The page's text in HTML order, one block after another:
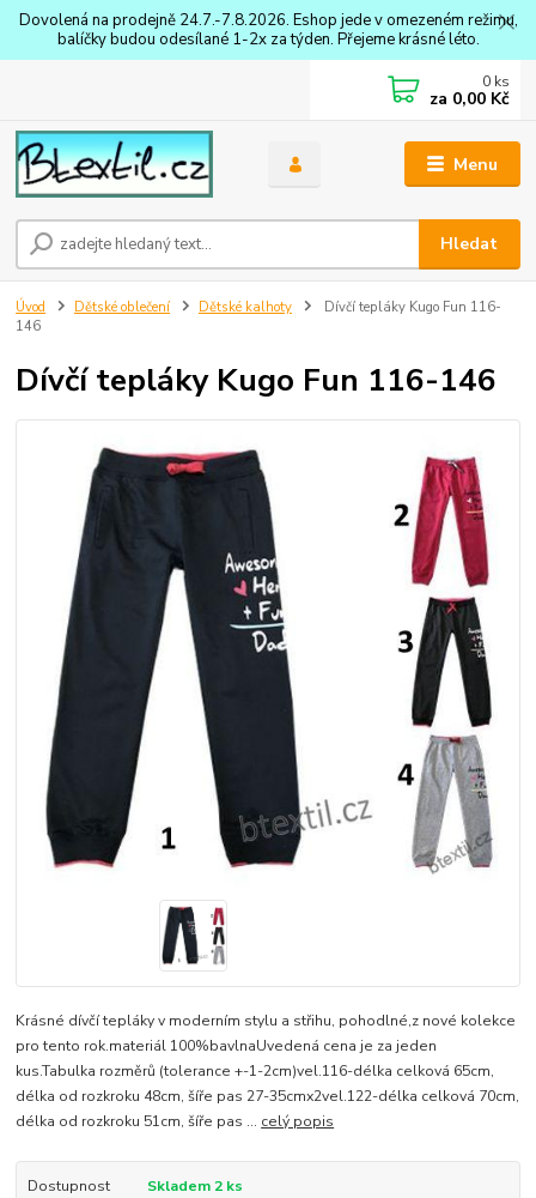
Dovolená na prodejně 24.7.-7.8.2026. Eshop jede v omezeném režimu,
balíčky budou odesílané 1-2x za týden. Přejeme krásné léto.
Menu
Hledat
0 ks
za 0,00 Kč
Úvod Dětské oblečení Dětské kalhoty
Dívčí tepláky Kugo Fun 116-
146
Dívčí tepláky Kugo Fun 116-146
Krásné dívčí tepláky v moderním stylu a střihu, pohodlné,z nové kolekce
pro tento rok.materiál 100%bavlnaUvedená cena je za jeden
kus.Tabulka rozměrů (tolerance +-1-2cm)vel.116-délka celková 65cm,
délka od rozkroku 48cm, šíře pas 27-35cmx2vel.122-délka celková 70cm,
délka od rozkroku 51cm, šíře pas ... celý popis
Dostupnost
Skladem 2 ks